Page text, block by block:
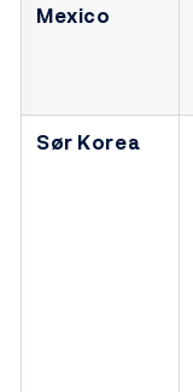
Mexico
Sør Korea